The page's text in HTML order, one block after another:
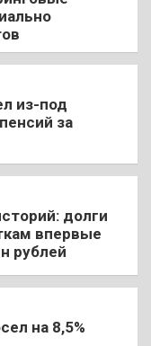
из-под
за
долги
впервые
рублей
на 8,5%